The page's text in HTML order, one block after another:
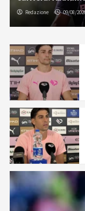
Redazione 09/08/